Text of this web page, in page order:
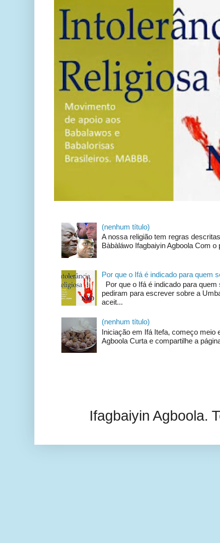
(nenhum título)
A nossa religião tem regras
Bàbàláwo Ifagbaiyin Agboola Com
Por que o Ifá é indicado para quem
Por que o Ifá é indicado para
pediram para escrever sobre a
aceit...
(nenhum título)
Iniciação em Ifá Itefa, começo meio
Agboola Curta e compartilhe a
Ifagbaiyin Agboola.